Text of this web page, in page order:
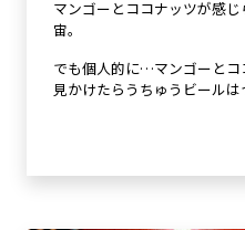
マンゴーとココナッツが感
宙。
でも個人的に…マンゴーと
見かけたらうちゅうビール